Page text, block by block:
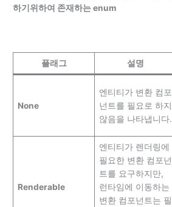
하기위하여 존재하는 enum
플래그 설명
None
엔티티가 변환 컴포
넌트를 필요로 하지
않음을 나타냅니다.
Renderable
엔티티가 렌더링에
필요한 변환 컴포넌
트를 요구하지만,
런타임에 이동하는
변환 컴포넌트는 필